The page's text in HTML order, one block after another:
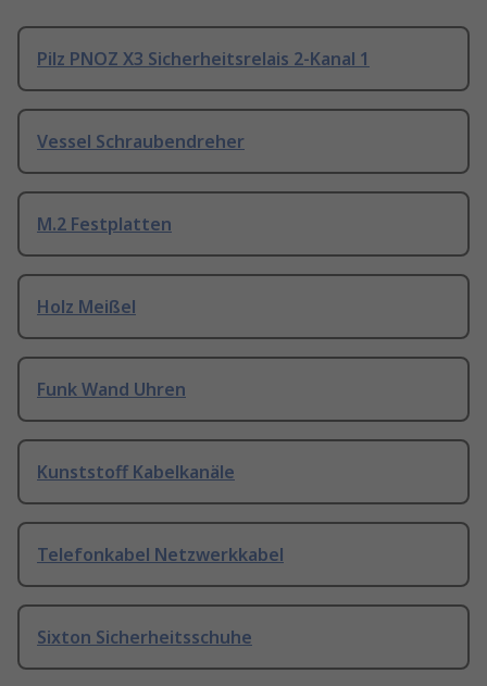
Pilz PNOZ X3 Sicherheitsrelais 2-Kanal 1
Vessel Schraubendreher
M.2 Festplatten
Holz Meißel
Funk Wand Uhren
Kunststoff Kabelkanäle
Telefonkabel Netzwerkkabel
Sixton Sicherheitsschuhe